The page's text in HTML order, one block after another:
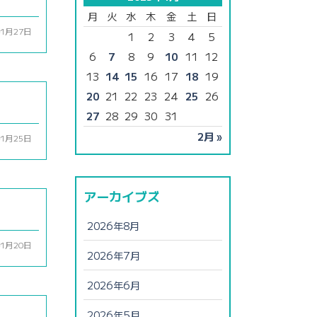
月27日
月25日
月20日
月
火 水 木 金 土 日
2月 »
1 2 3 4
5
6
7 8 9 10 11
12
13 14 15 16 17 18 19
20 21 22 23 24 25 26
27 28 29 30 31
アーカイブズ
2026年8月
2026年7月
2026年6月